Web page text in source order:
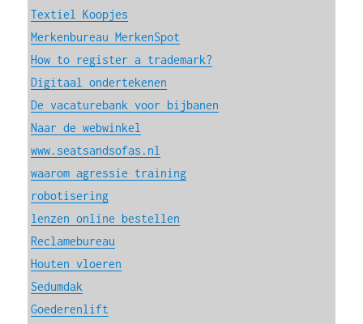
Textiel Koopjes
Merkenbureau MerkenSpot
How to register a trademark?
Digitaal ondertekenen
De vacaturebank voor bijbanen
Naar de webwinkel
www.seatsandsofas.nl
waarom agressie training
robotisering
lenzen online bestellen
Reclamebureau
Houten vloeren
Sedumdak
Goederenlift